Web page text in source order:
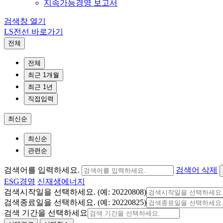
지속가능경영 보고서
검색창 열기
LS전선 바로가기
전체
전체
최근 1개월
최근 1년
직접입력
최신순
최신순
관련순
검색어를 입력하세요.
검색어 삭제
ESG경영 신재생에너지
검색시작일을 선택하세요. (예: 20220808)
검색종료일을 선택하세요. (예: 20220825)
검색 기간을 선택하세요